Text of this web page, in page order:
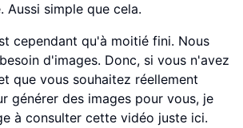
Aussi simple que cela.
cependant qu'à moitié fini. Nous
d'images. Donc, si vous n'avez
que vous souhaitez réellement
générer des images pour vous, je
à consulter cette vidéo juste ici.